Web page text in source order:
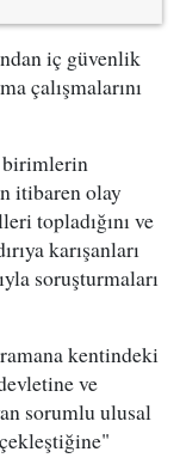
iç güvenlik
çalışmalarını
birimlerin
itibaren olay
topladığını ve
karışanları
soruşturmaları
kentindeki
ve
sorumlu ulusal